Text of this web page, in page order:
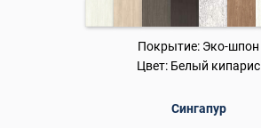
Покрытие: Эко-шпон
Цвет: Белый кипарис
Сингапур